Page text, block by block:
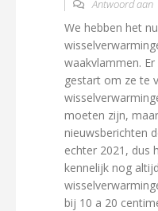
Antwoord aan
We hebben het
waakvlammen.
gestart om ze te
moeten zijn,
nieuwsberichten
echter 2021, dus
kennelijk nog
bij 10 a 20